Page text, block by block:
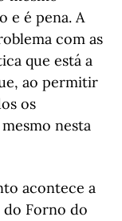
e é pena. A
com as
que está a
ao permitir
os
nesta
acontece a
do Forno do